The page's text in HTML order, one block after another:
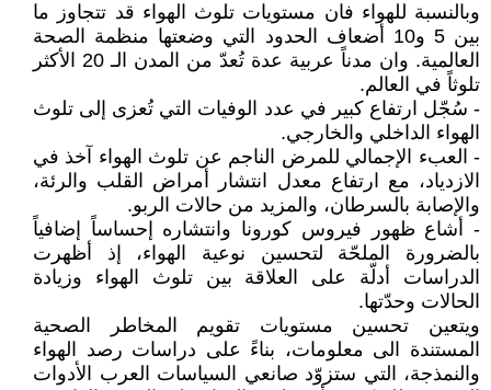
وبالنسبة للهواء فان مستويات تلوث الهواء قد تتجاوز ما
بين 5 و10 أضعاف الحدود التي وضعتها منظمة الصحة
العالمية. وان مدناً عربية عدة تُعدّ من المدن الـ 20 الأكثر
تلوثاً في العالم.
- سُجّل ارتفاع كبير في عدد الوفيات التي تُعزى إلى تلوث
الهواء الداخلي والخارجي.
- العبء الإجمالي للمرض الناجم عن تلوث الهواء آخذ في
الازدياد، مع ارتفاع معدل انتشار أمراض القلب والرئة،
والإصابة بالسرطان، والمزيد من حالات الربو.
- أشاع ظهور فيروس كورونا وانتشاره إحساساً إضافياً
بالضرورة الملحّة لتحسين نوعية الهواء، إذ أظهرت
الدراسات أدلّة على العلاقة بين تلوث الهواء وزيادة
الحالات وحدّتها.
ويتعين تحسين مستويات تقويم المخاطر الصحية
المستندة الى معلومات، بناءً على دراسات رصد الهواء
والنمذجة، التي ستزوّد صانعي السياسات العرب الأدوات